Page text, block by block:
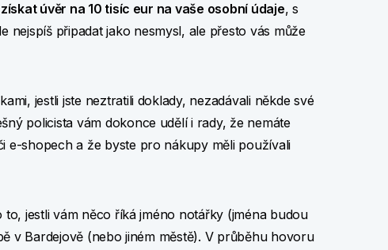
úvěr na 10 tisíc eur na vaše osobní údaje, s
připadat jako nesmysl, ale přesto vás může
jestli jste neztratili doklady, nezadávali někde své
policista vám dokonce udělí i rady, že nemáte
e-shopech a že byste pro nákupy měli používali
jestli vám něco říká jméno notářky (jména budou
v Bardejově (nebo jiném městě). V průběhu hovoru